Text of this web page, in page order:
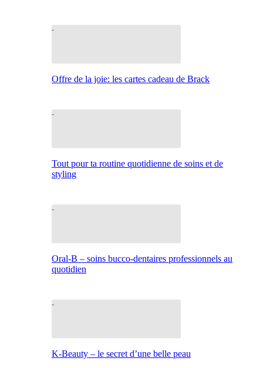
Offre de la joie: les cartes cadeau de Brack
Tout pour ta routine quotidienne de soins et de
styling
Oral-B – soins bucco-dentaires professionnels au
quotidien
K-Beauty – le secret d’une belle peau